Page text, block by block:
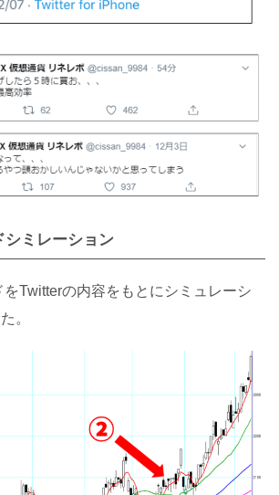
ミレーション
Twitterの内容をもとにシミュレーシ
。